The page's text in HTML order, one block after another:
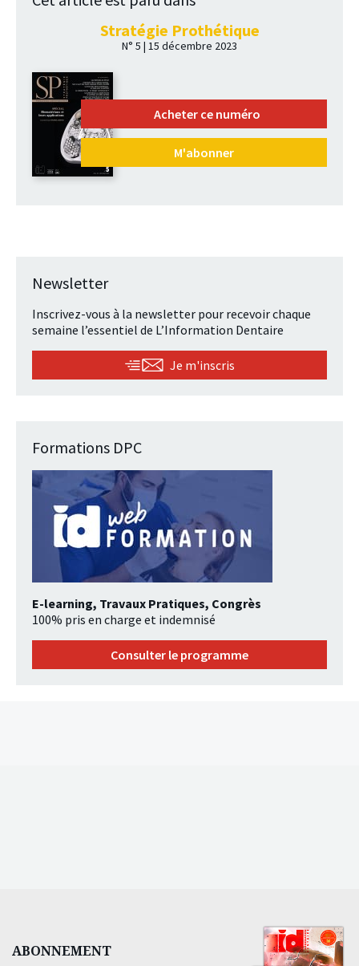
Stratégie Prothétique
N° 5 | 15 décembre 2023
Acheter ce numéro
M'abonner
Newsletter
Inscrivez-vous à la newsletter pour recevoir chaque
semaine l’essentiel de L’Information Dentaire
Je m'inscris
Formations DPC
E-learning, Travaux Pratiques, Congrès
100% pris en charge et indemnisé
Consulter le programme
ABONNEMENT